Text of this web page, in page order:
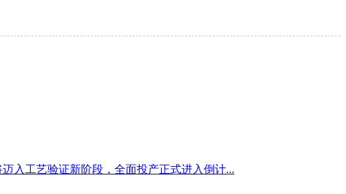
入工艺验证新阶段，全面投产正式进入倒计...